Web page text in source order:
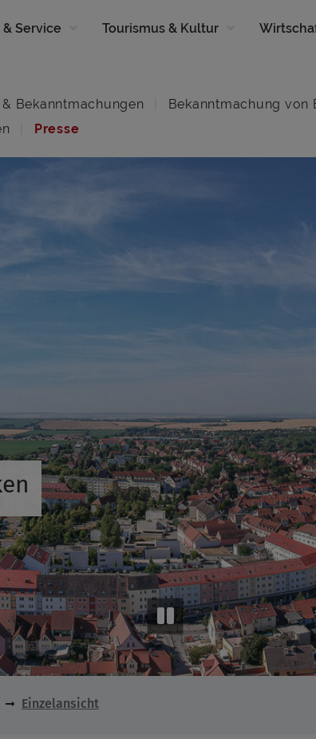
& Service Tourismus & Kultur
Bekanntmachungen Bekanntmachung von
Presse
Einzelansicht